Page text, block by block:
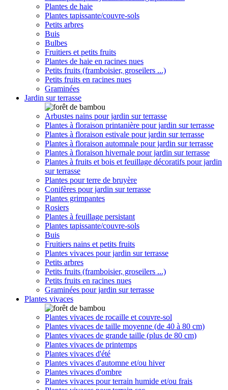
Plantes de haie
Plantes tapissante/couvre-sols
Petits arbres
Buis
Bulbes
Fruitiers et petits fruits
Plantes de haie en racines nues
Petits fruits (framboisier, groseilers ...)
Petits fruits en racines nues
Graminées
Jardin sur terrasse
Arbustes nains pour jardin sur terrasse
Plantes à floraison printanière pour jardin sur terrasse
Plantes à floraison estivale pour jardin sur terrasse
Plantes à floraison automnale pour jardin sur terrasse
Plantes à floraison hivernale pour jardin sur terrasse
Plantes à fruits et bois et feuillage décoratifs pour jardin
sur terrasse
Plantes pour terre de bruyère
Conifères pour jardin sur terrasse
Plantes grimpantes
Rosiers
Plantes à feuillage persistant
Plantes tapissante/couvre-sols
Buis
Fruitiers nains et petits fruits
Plantes vivaces pour jardin sur terrasse
Petits arbres
Petits fruits (framboisier, groseilers ...)
Petits fruits en racines nues
Graminées pour jardin sur terrasse
Plantes vivaces
Plantes vivaces de rocaille et couvre-sol
Plantes vivaces de taille moyenne (de 40 à 80 cm)
Plantes vivaces de grande taille (plus de 80 cm)
Plantes vivaces de printemps
Plantes vivaces d'été
Plantes vivaces d'automne et/ou hiver
Plantes vivaces d'ombre
Plantes vivaces pour terrain humide et/ou frais